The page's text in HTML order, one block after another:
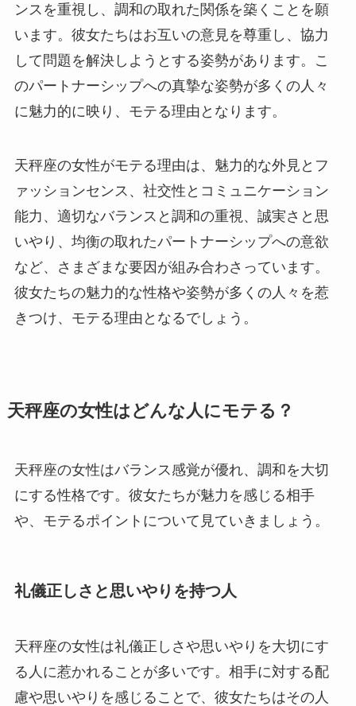
ンスを重視し、調和の取れた関係を築くことを願
います。彼女たちはお互いの意見を尊重し、協力
して問題を解決しようとする姿勢があります。こ
のパートナーシップへの真摯な姿勢が多くの人々
に魅力的に映り、モテる理由となります。
天秤座の女性がモテる理由は、魅力的な外見とフ
ァッションセンス、社交性とコミュニケーション
能力、適切なバランスと調和の重視、誠実さと思
いやり、均衡の取れたパートナーシップへの意欲
など、さまざまな要因が組み合わさっています。
彼女たちの魅力的な性格や姿勢が多くの人々を惹
きつけ、モテる理由となるでしょう。
天秤座の女性はどんな人にモテる？
天秤座の女性はバランス感覚が優れ、調和を大切
にする性格です。彼女たちが魅力を感じる相手
や、モテるポイントについて見ていきましょう。
礼儀正しさと思いやりを持つ人
天秤座の女性は礼儀正しさや思いやりを大切にす
る人に惹かれることが多いです。相手に対する配
慮や思いやりを感じることで、彼女たちはその人